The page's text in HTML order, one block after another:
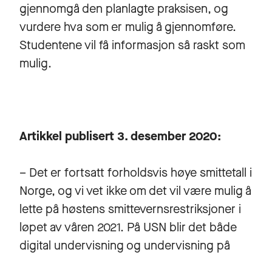
gjennomgå den planlagte praksisen, og
vurdere hva som er mulig å gjennomføre.
Studentene vil få informasjon så raskt som
mulig.
Artikkel publisert 3. desember 2020:
– Det er fortsatt forholdsvis høye smittetall i
Norge, og vi vet ikke om det vil være mulig å
lette på høstens smittevernsrestriksjoner i
løpet av våren 2021. På USN blir det både
digital undervisning og undervisning på